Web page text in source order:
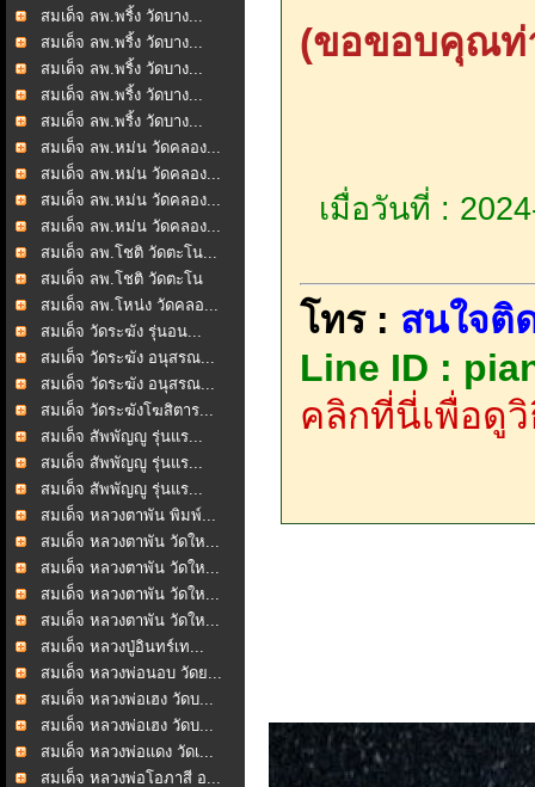
สมเด็จ ลพ.พริ้ง วัดบาง...
สมเด็จ ลพ.พริ้ง วัดบาง...
สมเด็จ ลพ.พริ้ง วัดบาง...
สมเด็จ ลพ.พริ้ง วัดบาง...
สมเด็จ ลพ.พริ้ง วัดบาง...
สมเด็จ ลพ.หม่น วัดคลอง...
สมเด็จ ลพ.หม่น วัดคลอง...
สมเด็จ ลพ.หม่น วัดคลอง...
สมเด็จ ลพ.หม่น วัดคลอง...
สมเด็จ ลพ.โชติ วัดตะโน...
สมเด็จ ลพ.โชติ วัดตะโน
สมเด็จ ลพ.โหน่ง วัดคลอ...
สมเด็จ วัดระฆัง รุ่นอน...
สมเด็จ วัดระฆัง อนุสรณ...
สมเด็จ วัดระฆัง อนุสรณ...
สมเด็จ วัดระฆังโฆสิตาร...
สมเด็จ สัพพัญญู รุ่นแร...
สมเด็จ สัพพัญญู รุ่นแร...
สมเด็จ สัพพัญญู รุ่นแร...
สมเด็จ หลวงตาพัน พิมพ์...
สมเด็จ หลวงตาพัน วัดให...
สมเด็จ หลวงตาพัน วัดให...
สมเด็จ หลวงตาพัน วัดให...
สมเด็จ หลวงตาพัน วัดให...
สมเด็จ หลวงปู่อินทร์เท...
สมเด็จ หลวงพ่อนอบ วัดย...
สมเด็จ หลวงพ่อเฮง วัดบ...
สมเด็จ หลวงพ่อเฮง วัดบ...
สมเด็จ หลวงพ่อแดง วัดเ...
สมเด็จ หลวงพ่อโอภาสี อ...
(ขอขอบคุณท่
เมื่อวันที่ :
โทร : สนใจติ
Line ID :
คลิกที่นี่เพื่อดูวิ